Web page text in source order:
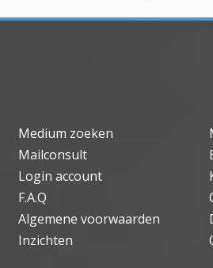
Medium zoeken
Mailconsult
Login account
F.A.Q
Algemene voorwaarden
Inzichten